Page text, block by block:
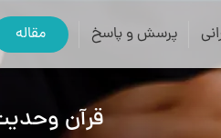
پرسش و پاسخ مقالهsearch
قرآن